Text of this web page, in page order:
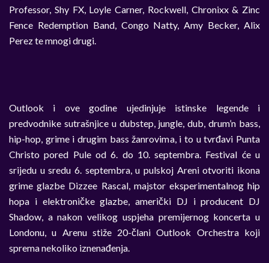
Professor, Shy FX, Loyle Carner, Rockwell, Chronixx & Zinc
Fence Redemption Band, Congo Natty, Amy Becker, Alix
Perez te mnogi drugi.
Outlook i ove godine ujedinjuje istinske legende i
predvodnike sutrašnjice u dubstep, jungle, dub, drum’n bass,
hip-hop, grime i drugim bass žanrovima, i to u tvrđavi Punta
Christo pored Pule od 6. do 10. septembra. Festival će u
srijedu u sredu 6. septembra, u pulskoj Areni otvoriti ikona
grime glazbe Dizzee Rascal, majstor eksperimentalnog hip
hopa i elektroničke glazbe, američki DJ i producent DJ
Shadow, a nakon velikog uspjeha premijernog koncerta u
Londonu, u Arenu stiže 20-člani Outlook Orchestra koji
sprema nekoliko iznenađenja.